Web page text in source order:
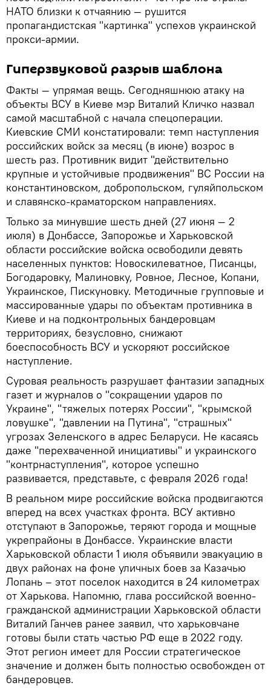
НАТО близки к отчаянию — рушится
пропагандистская "картинка" успехов украинской
прокси-армии.
Гиперзвуковой разрыв шаблона
Факты — упрямая вещь. Сегодняшнюю атаку на
объекты ВСУ в Киеве мэр Виталий Кличко назвал
самой масштабной с начала спецоперации.
Киевские СМИ констатировали: темп наступления
российских войск за месяц (в июне) возрос в
шесть раз. Противник видит "действительно
крупные и устойчивые продвижения" ВС России на
константиновском, добропольском, гуляйпольском
и славянско-краматорском направлениях.
Только за минувшие шесть дней (27 июня — 2
июля) в Донбассе, Запорожье и Харьковской
области российские войска освободили девять
населенных пунктов: Новоскилеватное, Писанцы,
Богодаровку, Малиновку, Ровное, Лесное, Копани,
Украинское, Пискуновку. Методичные групповые и
массированные удары по объектам противника в
Киеве и на подконтрольных бандеровцам
территориях, безусловно, снижают
боеспособность ВСУ и ускоряют российское
наступление.
Суровая реальность разрушает фантазии западных
газет и журналов о "сокращении ударов по
Украине", "тяжелых потерях России", "крымской
ловушке", "давлении на Путина", "страшных"
угрозах Зеленского в адрес Беларуси. Не касаясь
даже "перехваченной инициативы" и украинского
"контрнаступления", которое успешно
развивается, представьте, с февраля 2026 года!
В реальном мире российские войска продвигаются
вперед на всех участках фронта. ВСУ активно
отступают в Запорожье, теряют города и мощные
укрепрайоны в Донбассе. Украинские власти
Харьковской области 1 июля объявили эвакуацию в
двух районах на фоне уличных боев за Казачью
Лопань – этот поселок находится в 24 километрах
от Харькова. Напомню, глава российской военно-
гражданской администрации Харьковской области
Виталий Ганчев ранее заявил, что харьковчане
готовы были стать частью РФ еще в 2022 году.
Этот регион имеет для России стратегическое
значение и должен быть полностью освобожден от
бандеровцев.